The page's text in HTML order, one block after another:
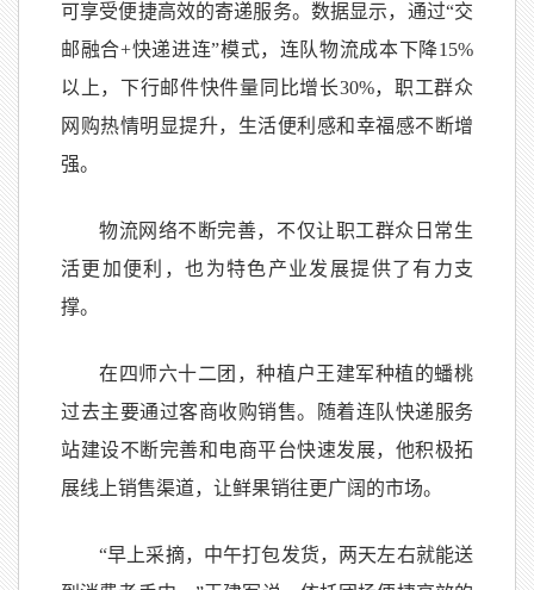
可享受便捷高效的寄递服务。数据显示，通过“交
邮融合+快递进连”模式，连队物流成本下降15%
以上，下行邮件快件量同比增长30%，职工群众
网购热情明显提升，生活便利感和幸福感不断增
强。
物流网络不断完善，不仅让职工群众日常生
活更加便利，也为特色产业发展提供了有力支
撑。
在四师六十二团，种植户王建军种植的蟠桃
过去主要通过客商收购销售。随着连队快递服务
站建设不断完善和电商平台快速发展，他积极拓
展线上销售渠道，让鲜果销往更广阔的市场。
“早上采摘，中午打包发货，两天左右就能送